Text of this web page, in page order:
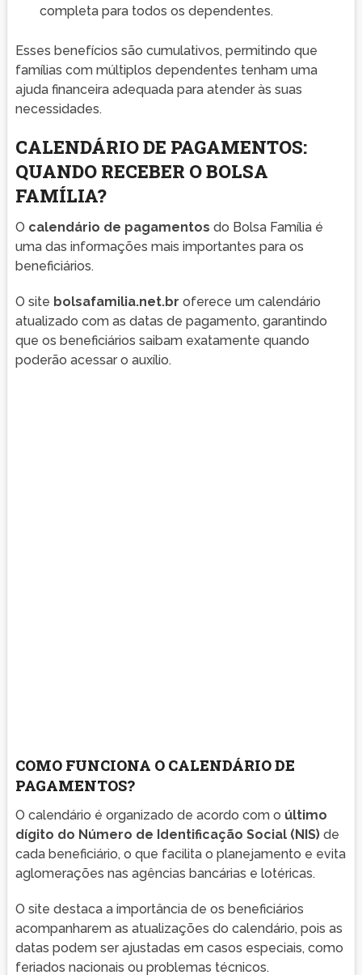
completa para todos os dependentes.
Esses benefícios são cumulativos, permitindo que
famílias com múltiplos dependentes tenham uma
ajuda financeira adequada para atender às suas
necessidades.
CALENDÁRIO DE PAGAMENTOS:
QUANDO RECEBER O BOLSA
FAMÍLIA?
O calendário de pagamentos do Bolsa Família é
uma das informações mais importantes para os
beneficiários.
O site bolsafamilia.net.br oferece um calendário
atualizado com as datas de pagamento, garantindo
que os beneficiários saibam exatamente quando
poderão acessar o auxílio.
COMO FUNCIONA O CALENDÁRIO DE
PAGAMENTOS?
O calendário é organizado de acordo com o último
dígito do Número de Identificação Social (NIS)de
cada beneficiário, o que facilita o planejamento e evita
aglomerações nas agências bancárias e lotéricas.
O site destaca a importância de os beneficiários
acompanharem as atualizações do calendário, pois as
datas podem ser ajustadas em casos especiais, como
feriados nacionais ou problemas técnicos.